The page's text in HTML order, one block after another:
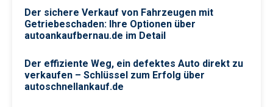
Der sichere Verkauf von Fahrzeugen mit
Getriebeschaden: Ihre Optionen über
autoankaufbernau.de im Detail
Der effiziente Weg, ein defektes Auto direkt zu
verkaufen – Schlüssel zum Erfolg über
autoschnellankauf.de